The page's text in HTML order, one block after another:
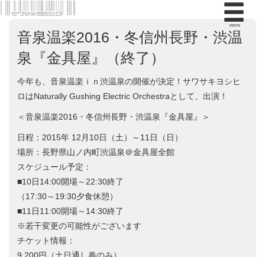
menu
音泉温楽2016・冬信州長野・渋温
泉『金具屋』（終了）
今年も、音泉温楽ｉｎ渋温泉の開催が決定！サワサキヨシヒ
ロはNaturally Gushing Electric Orchestraとして、出演！
＜音泉温楽2016・冬信州長野・渋温泉『金具屋』＞
日程：2015年 12月10日（土）～11日（日）
場所：長野県山ノ内町渋温泉＠金具屋全館
スケジュール予定：
■10日14:00開場～22:30終了
（17:30～19:30夕食休憩）
■11日11:00開場～14:30終了
※若干変更の可能性がございます
チケット情報：